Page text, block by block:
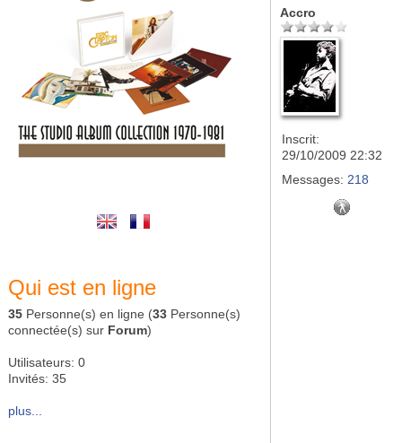
Qui est en ligne
35 Personne(s) en ligne (33 Personne(s)
connectée(s) sur Forum)
Utilisateurs: 0
Invités: 35
plus...
Accro
Inscrit:
29/10/2009 22:32
Messages: 218